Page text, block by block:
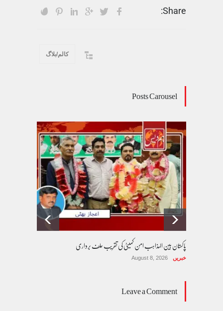
Share:
کالم/بلاگ
Posts Carousel
پاکستان بین المذاہب امن کمیٹی کی تقریب حلف برداری
خبریں August 8, 2026
Leave a Comment